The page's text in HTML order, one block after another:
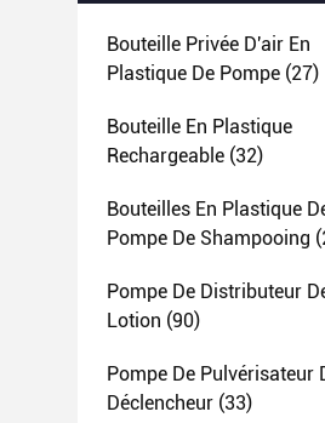
Bouteille Privée D'air En
Plastique De Pompe (27)
Bouteille En Plastique
Rechargeable (32)
Bouteilles En Plastique
Pompe De Shampooing
Pompe De Distributeur
Lotion (90)
Pompe De Pulvérisateur
Déclencheur (33)